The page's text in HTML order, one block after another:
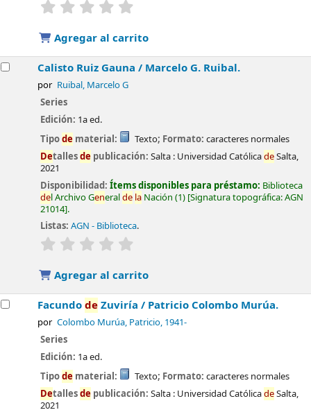
Agregar al carrito
Calisto Ruiz Gauna / Marcelo G. Ruibal.
por Ruibal, Marcelo G
Series
Edición: 1a ed.
Tipode material: Texto; Formato: caracteres normales
Detallesde publicación:Salta : Universidad CatólicadeSalta,
2021
Disponibilidad:Ítems disponibles para préstamo: Biblioteca
del Archivo Generalde la Nación (1) Signatura topográfica:AGN
21014 .
Listas: AGN - Biblioteca.
valoración
Agregar al carrito
FacundodeZuviría / Patricio Colombo Murúa.
por Colombo Murúa, Patricio, 1941-
Series
Edición: 1a ed.
Tipode material: Texto; Formato: caracteres normales
Detallesde publicación:Salta : Universidad CatólicadeSalta,
2021